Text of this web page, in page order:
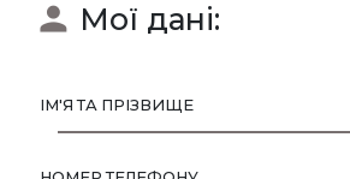
Мої дані:
ІМ'Я ТА ПРІЗВИЩЕ